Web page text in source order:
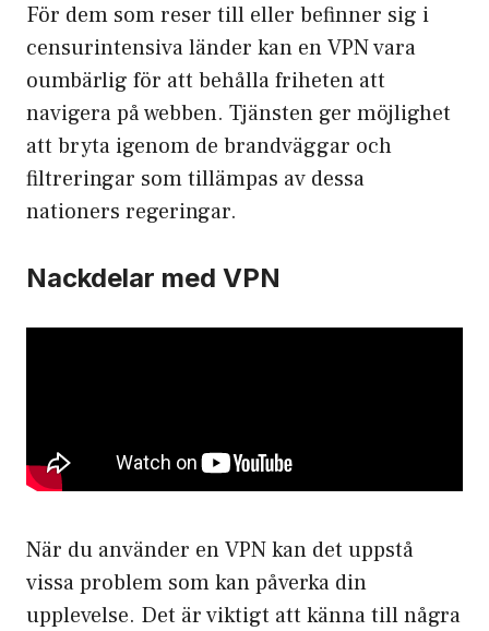
För dem som reser till eller befinner sig i
censurintensiva länder kan en VPN vara
oumbärlig för att behålla friheten att
navigera på webben. Tjänsten ger möjlighet
att bryta igenom de brandväggar och
filtreringar som tillämpas av dessa
nationers regeringar.
Nackdelar med VPN
När du använder en VPN kan det uppstå
vissa problem som kan påverka din
upplevelse. Det är viktigt att känna till några